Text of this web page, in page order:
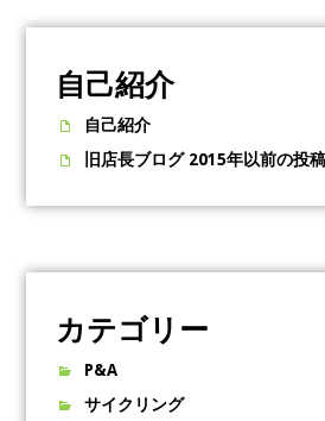
自己紹介
自己紹介
旧店長ブログ 2015年以前の投稿
カテゴリー
P&A
サイクリング